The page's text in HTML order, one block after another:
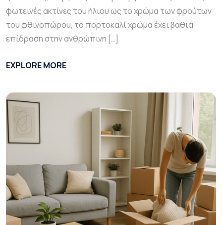
φωτεινές ακτίνες του ήλιου ως το χρώμα των φρούτων
του φθινοπώρου, το πορτοκαλί χρώμα έχει βαθιά
επίδραση στην ανθρώπινη […]
EXPLORE MORE